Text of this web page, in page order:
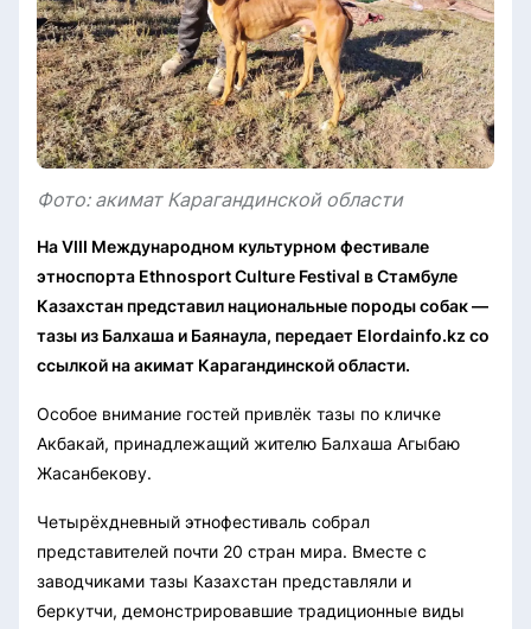
Фото: акимат Карагандинской области
На VIII Международном культурном фестивале
этноспорта Ethnosport Culture Festival в Стамбуле
Казахстан представил национальные породы собак —
тазы из Балхаша и Баянаула, передает Elordainfo.kz со
ссылкой на акимат Карагандинской области.
Особое внимание гостей привлёк тазы по кличке
Акбакай, принадлежащий жителю Балхаша Агыбаю
Жасанбекову.
Четырёхдневный этнофестиваль собрал
представителей почти 20 стран мира. Вместе с
заводчиками тазы Казахстан представляли и
беркутчи, демонстрировавшие традиционные виды